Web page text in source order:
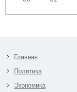
Главная
Политика
Экономика